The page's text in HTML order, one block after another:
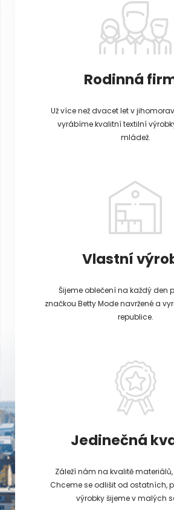
Rodinná
Už více než dvacet let v
vyrábíme kvalitní textilní
mládež.
Vlastní
Šijeme oblečení na každý den
značkou Betty Mode navržené a
republice.
Jedinečná
Záleží nám na kvalitě
Chceme se odlišit od ostatních,
výrobky šijeme v malých